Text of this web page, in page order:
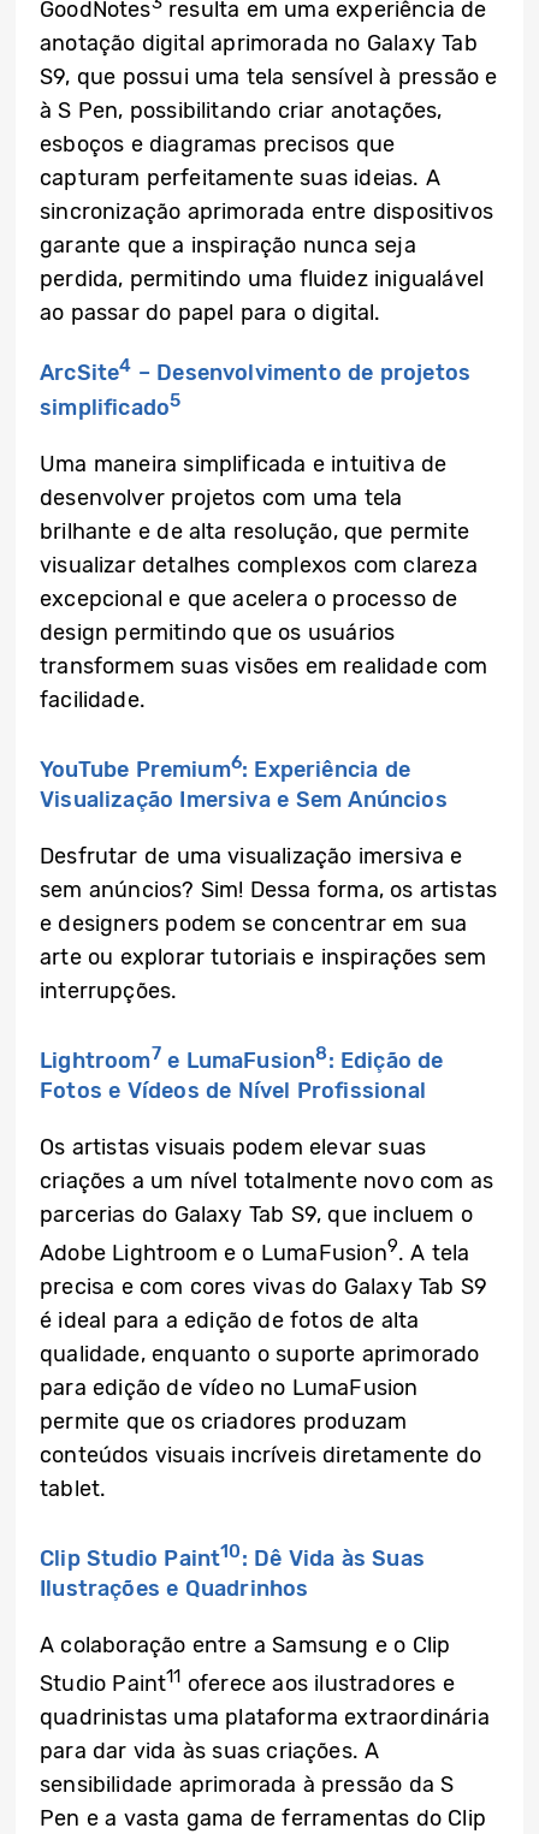
GoodNotes resulta em uma experiência de
anotação digital aprimorada no Galaxy Tab
S9, que possui uma tela sensível à pressão e
à S Pen, possibilitando criar anotações,
esboços e diagramas precisos que
capturam perfeitamente suas ideias. A
sincronização aprimorada entre dispositivos
garante que a inspiração nunca seja
perdida, permitindo uma fluidez inigualável
ao passar do papel para o digital.
ArcSite4 – Desenvolvimento de projetos
simplificado5
Uma maneira simplificada e intuitiva de
desenvolver projetos com uma tela
brilhante e de alta resolução, que permite
visualizar detalhes complexos com clareza
excepcional e que acelera o processo de
design permitindo que os usuários
transformem suas visões em realidade com
facilidade.
YouTube Premium6: Experiência de
Visualização Imersiva e Sem Anúncios
Desfrutar de uma visualização imersiva e
sem anúncios? Sim! Dessa forma, os artistas
e designers podem se concentrar em sua
arte ou explorar tutoriais e inspirações sem
interrupções.
Lightroom7 e LumaFusion8: Edição de
Fotos e Vídeos de Nível Profissional
Os artistas visuais podem elevar suas
criações a um nível totalmente novo com as
parcerias do Galaxy Tab S9, que incluem o
Adobe Lightroom e o LumaFusion9. A tela
precisa e com cores vivas do Galaxy Tab S9
é ideal para a edição de fotos de alta
qualidade, enquanto o suporte aprimorado
para edição de vídeo no LumaFusion
permite que os criadores produzam
conteúdos visuais incríveis diretamente do
tablet.
Clip Studio Paint10: Dê Vida às Suas
Ilustrações e Quadrinhos
A colaboração entre a Samsung e o Clip
Studio Paint11 oferece aos ilustradores e
quadrinistas uma plataforma extraordinária
para dar vida às suas criações. A
sensibilidade aprimorada à pressão da S
Pen e a vasta gama de ferramentas do Clip